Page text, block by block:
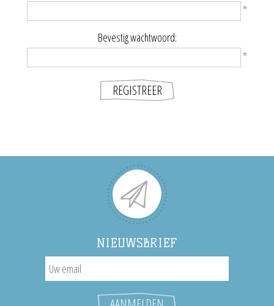
*
Bevestig wachtwoord:
*
NIEUWSBRIEF